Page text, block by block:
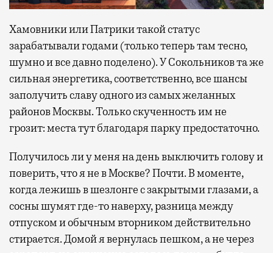
Хамовники или Патрики такой статус
зарабатывали годами (только теперь там тесно,
шумно и все давно поделено). У Сокольников та же
сильная энергетика, соответственно, все шансы
заполучить славу одного из самых желанных
районов Москвы. Только скученность им не
грозит: места тут благодаря парку предостаточно.
Получилось ли у меня на день выключить голову и
поверить, что я не в Москве? Почти. В моменте,
когда лежишь в шезлонге с закрытыми глазами, а
сосны шумят где-то наверху, разница между
отпуском и обычным вторником действительно
стирается. Домой я вернулась пешком, а не через